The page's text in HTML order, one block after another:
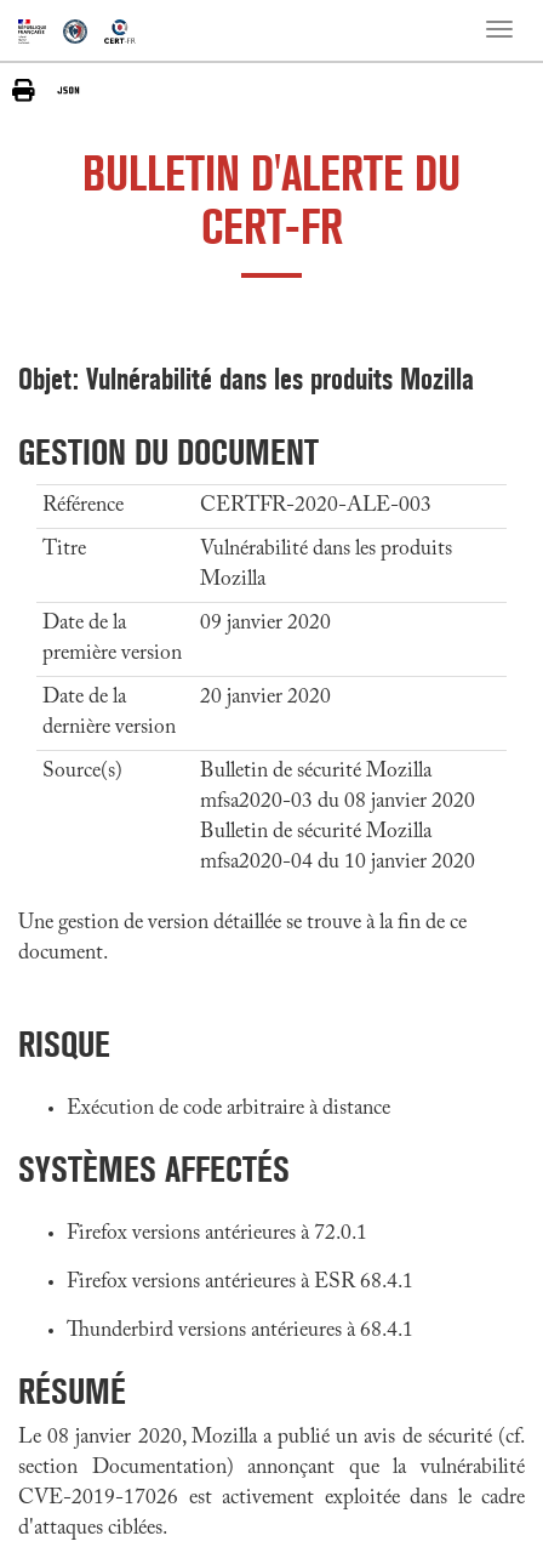
Toggle
BULLETIN D'ALERTE DU
CERT-FR
Objet: Vulnérabilité dans les produits Mozilla
GESTION DU DOCUMENT
Référence
CERTFR-2020-ALE-003
Titre
Vulnérabilité dans les produits
Mozilla
Date de la
première version
09 janvier 2020
Date de la
dernière version
20 janvier 2020
Source(s)
Bulletin de sécurité Mozilla
mfsa2020-03 du 08 janvier 2020
Bulletin de sécurité Mozilla
mfsa2020-04 du 10 janvier 2020
Une gestion de version détaillée se trouve à la fin de ce
document.
RISQUE
Exécution de code arbitraire à distance
SYSTÈMES AFFECTÉS
Firefox versions antérieures à 72.0.1
Firefox versions antérieures à ESR 68.4.1
Thunderbird versions antérieures à 68.4.1
RÉSUMÉ
Le 08 janvier 2020, Mozilla a publié un avis de sécurité (cf.
section Documentation) annonçant que la vulnérabilité
CVE-2019-17026 est activement exploitée dans le cadre
d'attaques ciblées.